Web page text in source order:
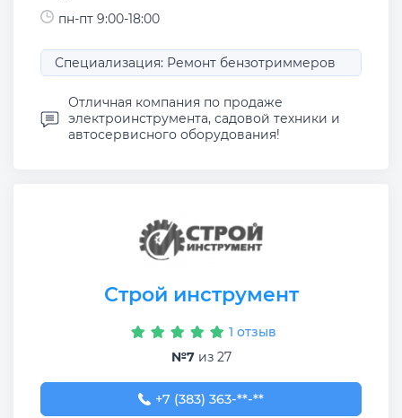
пн-пт 9:00-18:00
Специализация: Ремонт бензотриммеров
Отличная компания по продаже
электроинструмента, садовой техники и
автосервисного оборудования!
Строй инструмент
1 отзыв
№7из 27
+7 (383) 363-90-80
+7 (383) 363-**-**